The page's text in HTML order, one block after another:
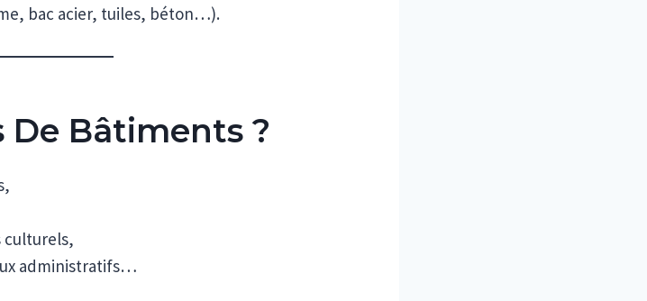
bac acier, tuiles, béton…).
De Bâtiments ?
culturels,
administratifs…